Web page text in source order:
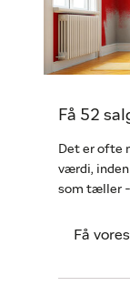
Få 52
Det er ofte
værdi,
som tæller -
Få